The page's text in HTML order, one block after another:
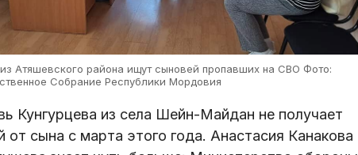
Атяшевского района ищут сыновей пропавших на СВО Фото:
Собрание Республики Мордовия
Кунгурцева из села Шейн-Майдан не получает
от сына с марта этого года. Анастасия Канакова